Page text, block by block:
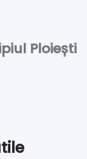
Ploiești